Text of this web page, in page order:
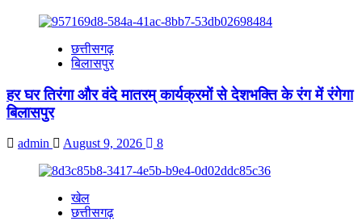
छत्तीसगढ़
बिलासपुर
हर घर तिरंगा और वंदे मातरम् कार्यक्रमों से देशभक्ति के रंग में रंगेगा
बिलासपुर
admin August 9, 2026 8
खेल
छत्तीसगढ़